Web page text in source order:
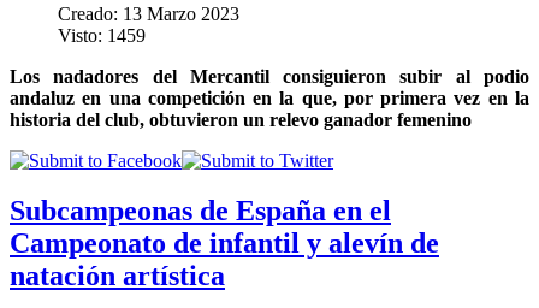
Creado: 13 Marzo 2023
Visto: 1459
Los nadadores del Mercantil consiguieron subir al podio
andaluz en una competición en la que, por primera vez en la
historia del club, obtuvieron un relevo ganador femenino
Subcampeonas de España en el
Campeonato de infantil y alevín de
natación artística